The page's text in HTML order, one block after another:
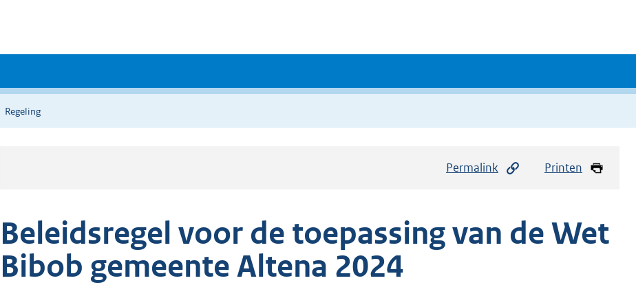
Regeling
Permalink Printen
Beleidsregel voor de toepassing van de Wet
Bibob gemeente Altena 2024